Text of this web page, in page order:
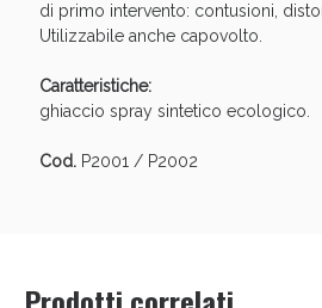
di primo intervento: contusioni,
Utilizzabile anche capovolto.
Caratteristiche:
ghiaccio spray sintetico ecologico.
Cod.P2001 / P2002
Vie Urinarie e Prostata: